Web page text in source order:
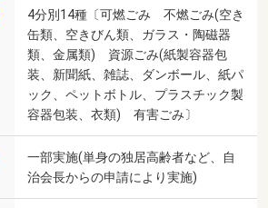
4分別14種〔可燃ごみ 不燃ごみ(空き
缶類、空きびん類、ガラス・陶磁器
類、金属類) 資源ごみ(紙製容器包
装、新聞紙、雑誌、ダンボール、紙パ
ック、ペットボトル、プラスチック製
容器包装、衣類) 有害ごみ〕
一部実施(単身の独居高齢者など、自
治会長からの申請により実施)